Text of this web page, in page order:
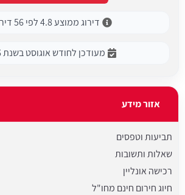
דירוג ממוצע 4.8 לפי 56 דירוגים
מעודכן לחודש אוגוסט בשנת 2026
אזור מידע
תביעות וטפסים
שאלות ותשובות
רכישה אונליין
חיוג חירום חינם מחו"ל